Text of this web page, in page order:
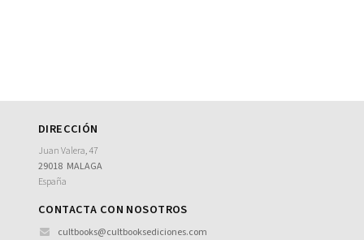
DIRECCIÓN
Juan Valera, 47
29018 MALAGA
España
CONTACTA CON NOSOTROS
cultbooks@cultbooksediciones.com